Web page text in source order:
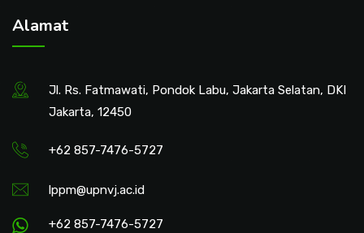
Alamat
Jl. Rs. Fatmawati, Pondok Labu, Jakarta Selatan, DKI
Jakarta, 12450
+62 857-7476-5727
lppm@upnvj.ac.id
+62 857-7476-5727